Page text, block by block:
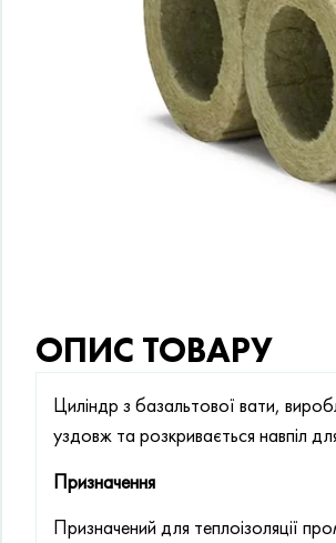
ОПИС ТОВАРУ
Циліндр з базальтової вати,
уздовж та розкривається навпіл
Призначення
Призначений для теплоізоляції